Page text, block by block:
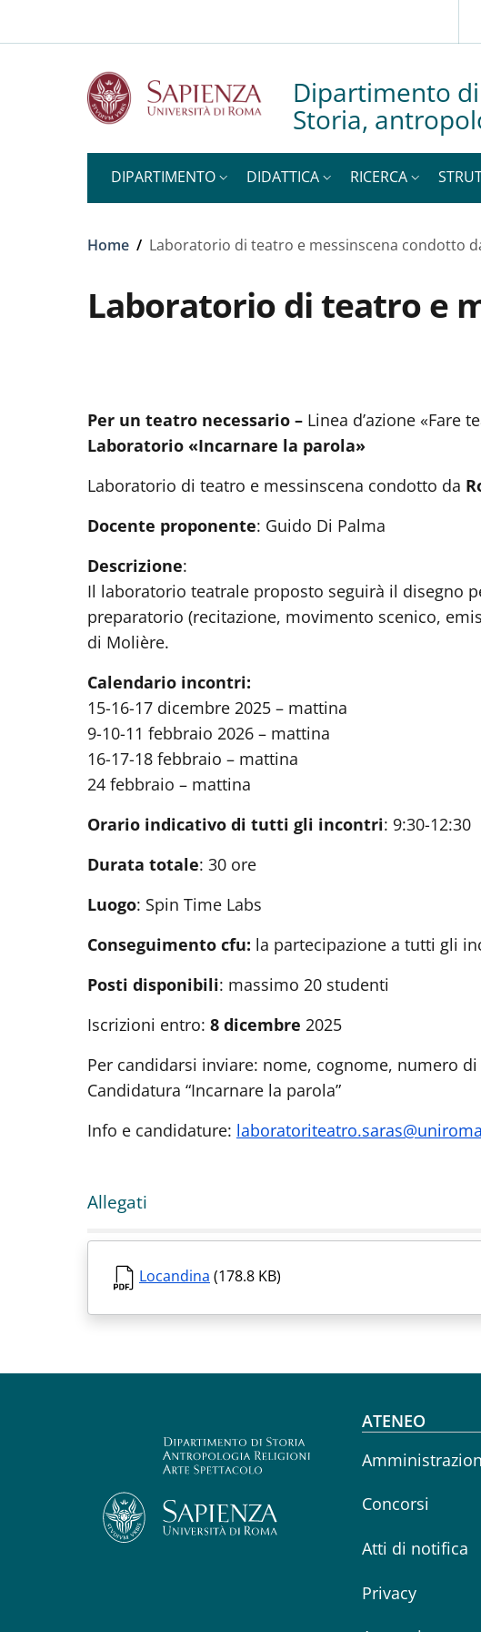
Dipartimento di
Storia,
DIPARTIMENTO DIDATTICA RICERCA
Briciole di pane
Home / Laboratorio di teatro e messinscena condotto
Laboratorio di teatro e
Per un teatro necessario – Linea d’azione «Fare
Laboratorio «Incarnare la parola»
Laboratorio di teatro e messinscena condotto da
Docente proponente: Guido Di Palma
Descrizione:
Il laboratorio teatrale proposto seguirà il disegno
preparatorio (recitazione, movimento scenico,
di Molière.
Calendario incontri:
15-16-17 dicembre 2025 – mattina
9-10-11 febbraio 2026 – mattina
16-17-18 febbraio – mattina
24 febbraio – mattina
Orario indicativo di tutti gli incontri: 9:30-12:30
Durata totale: 30 ore
Luogo: Spin Time Labs
Conseguimento cfu: la partecipazione a tutti gli
Posti disponibili: massimo 20 studenti
Iscrizioni entro: 8 dicembre 2025
Per candidarsi inviare: nome, cognome, numero
Candidatura “Incarnare la parola”
Info e candidature:
Allegati
Locandina (178.8 KB)
ATENEO
Concorsi
Atti di notifica
Privacy